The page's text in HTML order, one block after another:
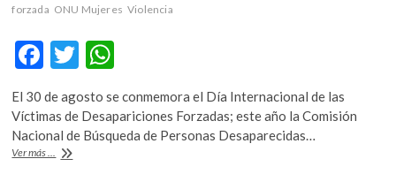
forzada ONU Mujeres Violencia
F
ac
e
b
o
T
w
itt
er
at
s
El 30 de agosto se conmemora el Día Internacional de las
Víctimas de Desapariciones Forzadas; este año la Comisión
Nacional de Búsqueda de Personas Desaparecidas…
Ver más ... Sobre